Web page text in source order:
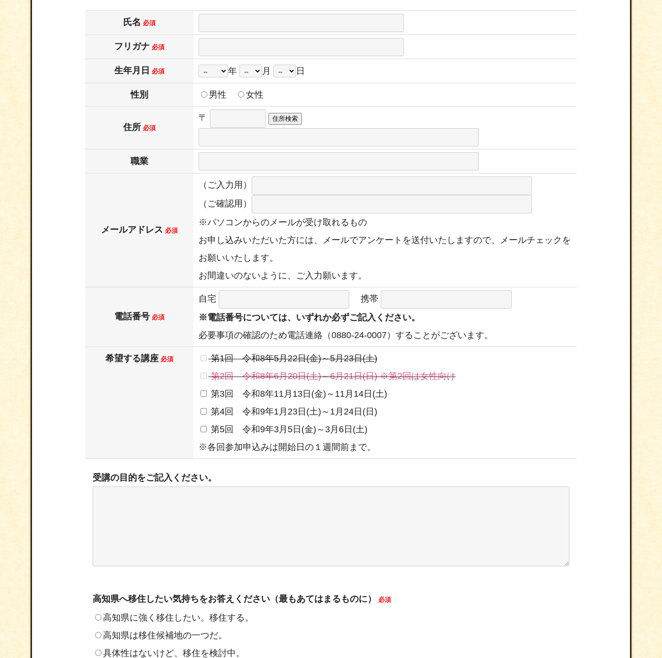
氏名 必須
フリガナ 必須
生年月日 必須 年 月 日
性別 男性 女性
住所 必須
〒
職業
メールアドレス 必須
（ご入力用）
（ご確認用）
※パソコンからのメールが受け取れるもの
お申し込みいただいた方には、メールでアンケートを送付いたしますので、メールチェックを
お願いいたします。
お間違いのないように、ご入力願います。
電話番号 必須
自宅
携帯
※電話番号については、いずれか必ずご記入ください。
必要事項の確認のため電話連絡（0880-24-0007）することがございます。
希望する講座 必須
第1回 令和8年5月22日(金)～5月23日(土)
第2回 令和8年6月20日(土)～6月21日(日) ※第2回は女性向け
第3回 令和8年11月13日(金)～11月14日(土)
第4回 令和9年1月23日(土)～1月24日(日)
第5回 令和9年3月5日(金)～3月6日(土)
※各回参加申込みは開始日の１週間前まで。
受講の目的をご記入ください。
高知県へ移住したい気持ちをお答えください（最もあてはまるものに） 必須
高知県に強く移住したい。移住する。
高知県は移住候補地の一つだ。
具体性はないけど、移住を検討中。